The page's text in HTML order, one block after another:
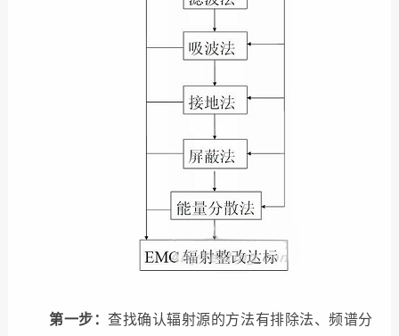
第一步：查找确认辐射源的方法有排除法、频谱分